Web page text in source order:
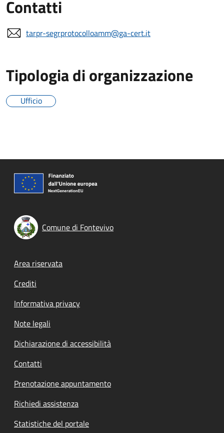
Contatti
tarpr-segrprotocolloamm@ga-cert.it
Tipologia di organizzazione
Ufficio
Comune di Fontevivo
Footer menu
Area riservata
Crediti
Informativa privacy
Note legali
Dichiarazione di accessibilità
Contatti
Prenotazione appuntamento
Richiedi assistenza
Statistiche del portale